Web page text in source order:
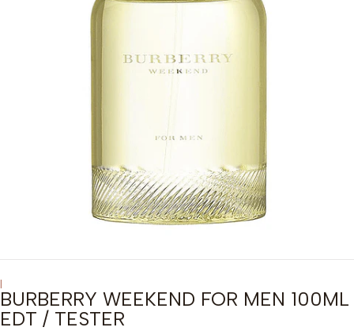
|
BURBERRY WEEKEND FOR MEN 100ML
EDT / TESTER